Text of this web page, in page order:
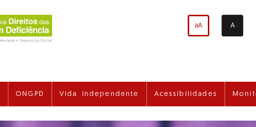
aA A
ONGPD Vida Independente Acessibilidades